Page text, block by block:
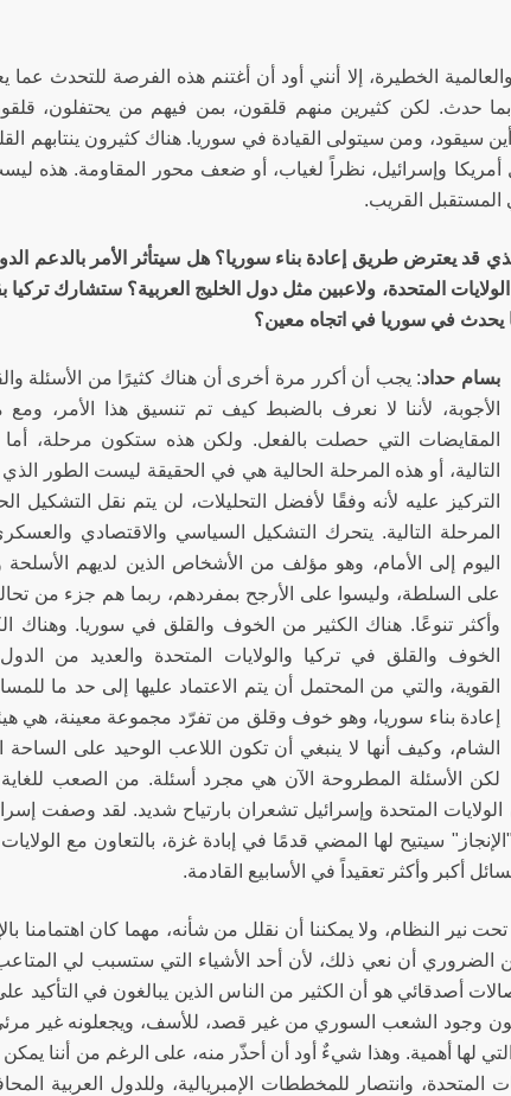
الخطيرة، إلا أنني أود أن أغتنم هذه الفرصة للتحدث عما
بما حدث. لكن كثيرين منهم قلقون، بمن فيهم من يحتفلون،
سيقود، ومن سيتولى القيادة في سوريا. هناك كثيرون ينتابهم
وإسرائيل، نظراً لغياب، أو ضعف محور المقاومة. هذه
المستقبل القريب.
قد يعترض طريق إعادة بناء سوريا؟ هل سيتأثر الأمر بالدعم
المتحدة، ولاعبين مثل دول الخليج العربية؟ ستشارك تركيا
في سوريا في اتجاه معين؟
بسام حداد: يجب أن أكرر مرة أخرى أن هناك كثيرًا من الأسئلة
الأجوبة، لأننا لا نعرف بالضبط كيف تم تنسيق هذا الأمر،
المقايضات التي حصلت بالفعل. ولكن هذه ستكون مرحلة، أما
التالية، أو هذه المرحلة الحالية هي في الحقيقة ليست الطور
التركيز عليه لأنه وفقًا لأفضل التحليلات، لن يتم نقل التشكيل
المرحلة التالية. يتحرك التشكيل السياسي والاقتصادي
اليوم إلى الأمام، وهو مؤلف من الأشخاص الذين لديهم الأسلحة
على السلطة، وليسوا على الأرجح بمفردهم، ربما هم جزء من
وأكثر تنوعًا. هناك الكثير من الخوف والقلق في سوريا. وهناك
الخوف والقلق في تركيا والولايات المتحدة والعديد من الدول
القوية، والتي من المحتمل أن يتم الاعتماد عليها إلى حد ما
إعادة بناء سوريا، وهو خوف وقلق من تفرّد مجموعة معينة، هي
الشام، وكيف أنها لا ينبغي أن تكون اللاعب الوحيد على الساحة
لكن الأسئلة المطروحة الآن هي مجرد أسئلة. من الصعب
الولايات المتحدة وإسرائيل تشعران بارتياح شديد. لقد وصفت
إنجاز. وهذا "الإنجاز" سيتيح لها المضي قدمًا في إبادة غزة، بالتعاون مع
أكبر وأكثر تعقيداً في الأسابيع القادمة.
نير النظام، ولا يمكننا أن نقلل من شأنه، مهما كان اهتمامنا
الضروري أن نعي ذلك، لأن أحد الأشياء التي ستسبب لي
أصدقائي هو أن الكثير من الناس الذين يبالغون في التأكيد
وجود الشعب السوري من غير قصد، للأسف، ويجعلونه غير
لها أهمية. وهذا شيءٌ أود أن أحذّر منه، على الرغم من أننا
المتحدة، وانتصار للمخططات الإمبريالية، وللدول العربية